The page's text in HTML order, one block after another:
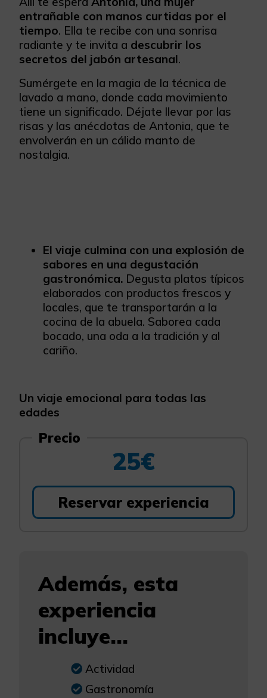
entrañable con manos curtidas por el
tiempo. Ella te recibe con una sonrisa
radiante y te invita a descubrir los
secretos del jabón artesanal.
Sumérgete en la magia de la técnica de
lavado a mano, donde cada movimiento
tiene un significado. Déjate llevar por las
risas y las anécdotas de Antonia, que te
envolverán en un cálido manto de
nostalgia.
El viaje culmina con una explosión de
sabores en una degustación
gastronómica. Degusta platos típicos
elaborados con productos frescos y
locales, que te transportarán a la
cocina de la abuela. Saborea cada
bocado, una oda a la tradición y al
cariño.
Un viaje emocional para todas las
edades
Precio
25€
Reservar experiencia
Además, esta
experiencia
incluye...
Actividad
Gastronomía